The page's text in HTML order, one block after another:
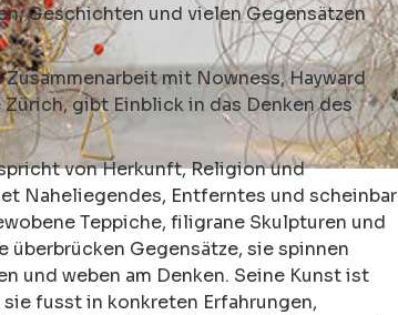
Geschichten und vielen Gegensätzen
mit Nowness, Hayward
gibt Einblick in das Denken des
von Herkunft, Religion und
Naheliegendes, Entferntes und scheinbar
Teppiche, filigrane Skulpturen und
überbrücken Gegensätze, sie spinnen
und weben am Denken. Seine Kunst ist
fusst in konkreten Erfahrungen,